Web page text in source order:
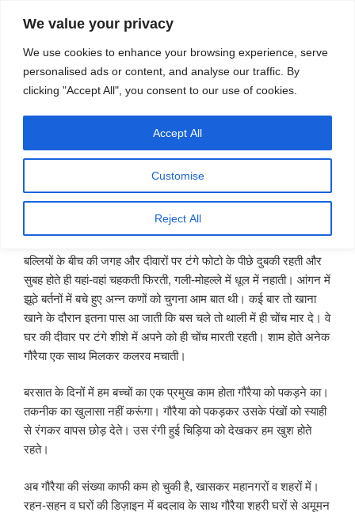
We value your privacy
We use cookies to enhance your browsing experience, serve
personalised ads or content, and analyse our traffic. By
clicking "Accept All", you consent to our use of cookies.
Customise
Reject All
Accept All
स्रोत
मेनू
प्रकाशित
आंगन की गौरैया – कालू राम शर्मा
बल्लियों के बीच की जगह और दीवारों पर टंगे फोटो के पीछे दुबकी रहती और
सुबह होते ही यहां-वहां चहकती फिरती, गली-मोहल्ले में धूल में नहाती। आंगन में
झूठे बर्तनों में बचे हुए अन्न कणों को चुगना आम बात थी। कई बार तो खाना
खाने के दौरान इतना पास आ जाती कि बस चले तो थाली में ही चोंच मार दे। वे
घर की दीवार पर टंगे शीशे में अपने को ही चोंच मारती रहती। शाम होते अनेक
गौरैया एक साथ मिलकर कलरव मचाती।
बरसात के दिनों में हम बच्चों का एक प्रमुख काम होता गौरैया को पकड़ने का।
तकनीक का खुलासा नहीं करूंगा। गौरैया को पकड़कर उसके पंखों को स्याही
से रंगकर वापस छोड़ देते। उस रंगी हुई चिड़िया को देखकर हम खुश होते
रहते।
अब गौरैया की संख्या काफी कम हो चुकी है, खासकर महानगरों व शहरों में।
रहन-सहन व घरों की डिज़ाइन में बदलाव के साथ गौरैया शहरी घरों से अमूमन